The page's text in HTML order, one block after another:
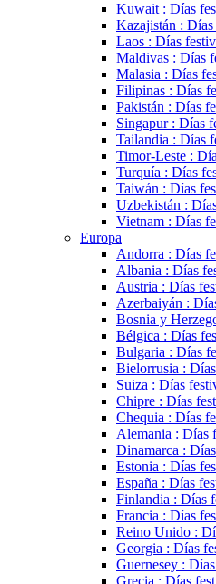
Kuwait : Días
Kazajistán :
Laos : Días
Maldivas : Días
Malasia : Días
Filipinas : Días
Pakistán : Días
Singapur : Días
Tailandia : Días
Timor-Leste :
Turquía : Días
Taiwán : Días
Uzbekistán :
Vietnam : Días
Europa
Andorra : Días
Albania : Días
Austria : Días
Azerbaiyán :
Bosnia y
Bélgica : Días
Bulgaria : Días
Bielorrusia :
Suiza : Días
Chipre : Días
Chequia : Días
Alemania : Días
Dinamarca :
Estonia : Días
España : Días
Finlandia : Días
Francia : Días
Reino Unido :
Georgia : Días
Guernesey :
Grecia : Días